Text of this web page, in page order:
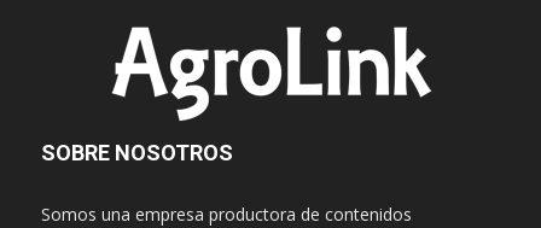
SOBRE NOSOTROS
Somos una empresa productora de contenidos